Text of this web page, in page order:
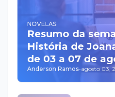
NOVELAS
Resumo da
História de
de 03 a 07 de
Anderson Ramos-agosto 03,